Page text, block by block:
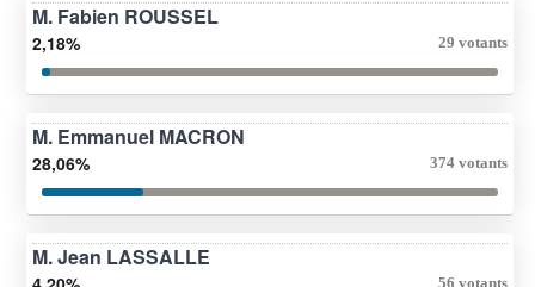
M. Fabien ROUSSEL
2,18% 29 votants
M. Emmanuel MACRON
28,06% 374 votants
M. Jean LASSALLE
56 votants